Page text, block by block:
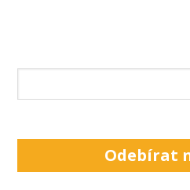
Odebírat